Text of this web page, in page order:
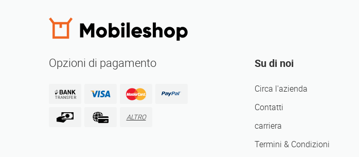
Opzioni di pagamento
ALTRO
Su di noi
Circa l'azienda
Contatti
carriera
Termini & Condizioni